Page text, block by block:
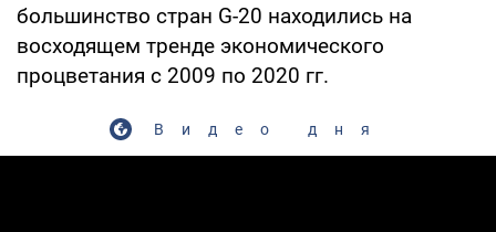
большинство стран G-20 находились на
восходящем тренде экономического
процветания с 2009 по 2020 гг.
Видео дня